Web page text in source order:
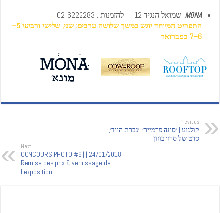
MONA, שמואל הנגיד 12 – להזמנות : 02-6222283
התפריט המיוחד יוגש במשך שלושה ערבים: שני, שלישי ורביעי 5–
6–7 בפברואר
Previous
קולנוע | ׳סינה פרמייר׳: ׳גברת הייד׳,
סרט של סרז׳ בוזון
Next
24/01/2018 | CONCOURS PHOTO #6 |
Remise des prix & vernissage de
l'exposition